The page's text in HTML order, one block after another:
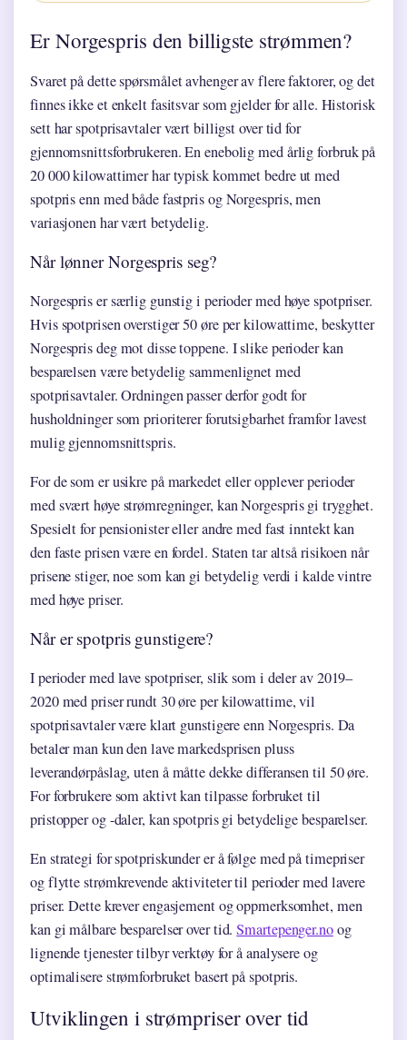
Er Norgespris den billigste strømmen?
Svaret på dette spørsmålet avhenger av flere faktorer, og det
finnes ikke et enkelt fasitsvar som gjelder for alle. Historisk
sett har spotprisavtaler vært billigst over tid for
gjennomsnittsforbrukeren. En enebolig med årlig forbruk på
20 000 kilowattimer har typisk kommet bedre ut med
spotpris enn med både fastpris og Norgespris, men
variasjonen har vært betydelig.
Når lønner Norgespris seg?
Norgespris er særlig gunstig i perioder med høye spotpriser.
Hvis spotprisen overstiger 50 øre per kilowattime, beskytter
Norgespris deg mot disse toppene. I slike perioder kan
besparelsen være betydelig sammenlignet med
spotprisavtaler. Ordningen passer derfor godt for
husholdninger som prioriterer forutsigbarhet framfor lavest
mulig gjennomsnittspris.
For de som er usikre på markedet eller opplever perioder
med svært høye strømregninger, kan Norgespris gi trygghet.
Spesielt for pensionister eller andre med fast inntekt kan
den faste prisen være en fordel. Staten tar altså risikoen når
prisene stiger, noe som kan gi betydelig verdi i kalde vintre
med høye priser.
Når er spotpris gunstigere?
I perioder med lave spotpriser, slik som i deler av 2019–
2020 med priser rundt 30 øre per kilowattime, vil
spotprisavtaler være klart gunstigere enn Norgespris. Da
betaler man kun den lave markedsprisen pluss
leverandørpåslag, uten å måtte dekke differansen til 50 øre.
For forbrukere som aktivt kan tilpasse forbruket til
pristopper og -daler, kan spotpris gi betydelige besparelser.
En strategi for spotpriskunder er å følge med på timepriser
og flytte strømkrevende aktiviteter til perioder med lavere
priser. Dette krever engasjement og oppmerksomhet, men
kan gi målbare besparelser over tid.Smartepenger.noog
lignende tjenester tilbyr verktøy for å analysere og
optimalisere strømforbruket basert på spotpris.
Utviklingen i strømpriser over tid